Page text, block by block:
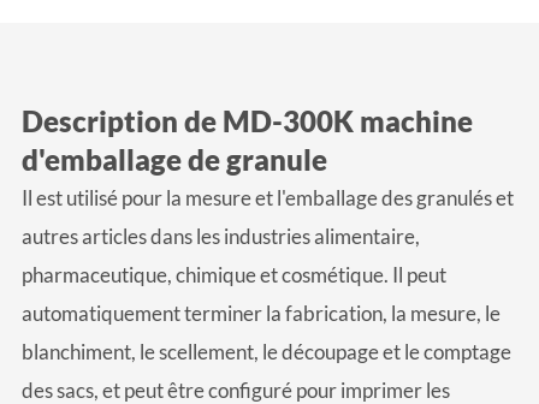
Description de MD-300K machine
d'emballage de granule
Il est utilisé pour la mesure et l'emballage des granulés et
autres articles dans les industries alimentaire,
pharmaceutique, chimique et cosmétique. Il peut
automatiquement terminer la fabrication, la mesure, le
blanchiment, le scellement, le découpage et le comptage
des sacs, et peut être configuré pour imprimer les